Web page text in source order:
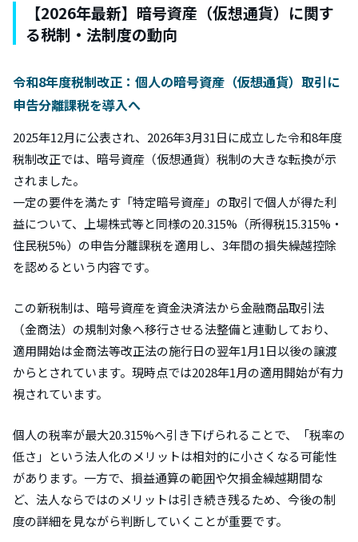
【2026年最新】暗号資産（仮想通貨）に関す
る税制・法制度の動向
令和8年度税制改正：個人の暗号資産（仮想通貨）取引に
申告分離課税を導入へ
2025年12月に公表され、2026年3月31日に成立した令和8年度
税制改正では、暗号資産（仮想通貨）税制の大きな転換が示
されました。
一定の要件を満たす「特定暗号資産」の取引で個人が得た利
益について、上場株式等と同様の20.315%（所得税15.315%・
住民税5%）の申告分離課税を適用し、3年間の損失繰越控除
を認めるという内容です。
この新税制は、暗号資産を資金決済法から金融商品取引法
（金商法）の規制対象へ移行させる法整備と連動しており、
適用開始は金商法等改正法の施行日の翌年1月1日以後の譲渡
からとされています。現時点では2028年1月の適用開始が有力
視されています。
個人の税率が最大20.315%へ引き下げられることで、「税率の
低さ」という法人化のメリットは相対的に小さくなる可能性
があります。一方で、損益通算の範囲や欠損金繰越期間な
ど、法人ならではのメリットは引き続き残るため、今後の制
度の詳細を見ながら判断していくことが重要です。